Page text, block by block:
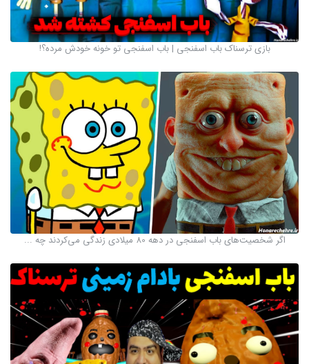
بازی ترسناک باب اسفنجی | باب اسفنجی تو خونه خودش مرده؟!
اگر شخصیت‌های باب اسفنجی در دهه 80 میلادی زندگی می‌کردند چه ...